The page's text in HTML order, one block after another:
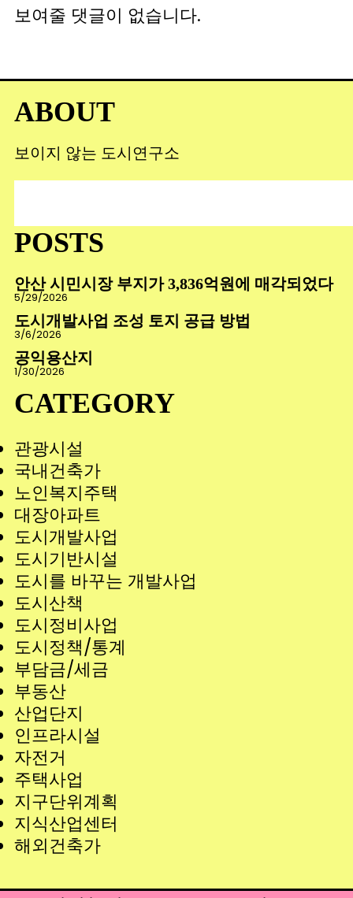
보여줄 댓글이 없습니다.
ABOUT
보이지 않는 도시연구소
POSTS
안산 시민시장 부지가 3,836억원에 매각되었다
5/29/2026
도시개발사업 조성 토지 공급 방법
3/6/2026
공익용산지
1/30/2026
CATEGORY
관광시설
국내건축가
노인복지주택
대장아파트
도시개발사업
도시기반시설
도시를 바꾸는 개발사업
도시산책
도시정비사업
도시정책/통계
부담금/세금
부동산
산업단지
인프라시설
자전거
주택사업
지구단위계획
지식산업센터
해외건축가